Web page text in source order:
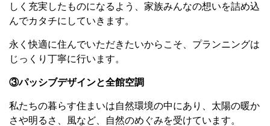
しく充実したものになるよう、家族みんなの想いを詰め込
んでカタチにしていきます。
永く快適に住んでいただきたいからこそ、プランニングは
じっくり丁寧に行います。
③パッシブデザインと全館空調
私たちの暮らす住まいは自然環境の中にあり、太陽の暖か
さや明るさ、風など、自然のめぐみを受けています。